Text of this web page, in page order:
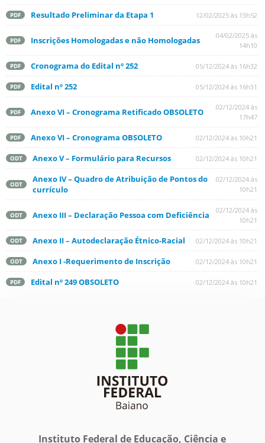
PDF Resultado Preliminar da Etapa 1 12/02/2025 às 13h52
PDF Inscrições Homologadas e não Homologadas
04/02/2025 às
14h10
PDF Cronograma do Edital nº 252 05/12/2024 às 16h32
PDF Edital nº 252 05/12/2024 às 16h31
PDF Anexo VI – Cronograma Retificado OBSOLETO
02/12/2024 às
17h47
PDF Anexo VI – Cronograma OBSOLETO 02/12/2024 às 10h21
ODT Anexo V – Formulário para Recursos 02/12/2024 às 10h21
ODT
Anexo IV – Quadro de Atribuição de Pontos do
currículo
02/12/2024 às
10h21
ODT Anexo III – Declaração Pessoa com Deficiência
02/12/2024 às
10h21
ODT Anexo II – Autodeclaração Étnico-Racial 02/12/2024 às 10h21
ODT Anexo I -Requerimento de Inscrição 02/12/2024 às 10h21
PDF Edital nº 249 OBSOLETO 02/12/2024 às 10h21
Instituto Federal de Educação, Ciência e